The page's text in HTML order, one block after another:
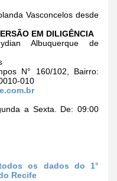
Vasconcelos desde
EM DILIGÊNCIA
Albuquerque de
N° 160/102, Bairro:
010
a Sexta. De: 09:00
os dados do 1°
Recife